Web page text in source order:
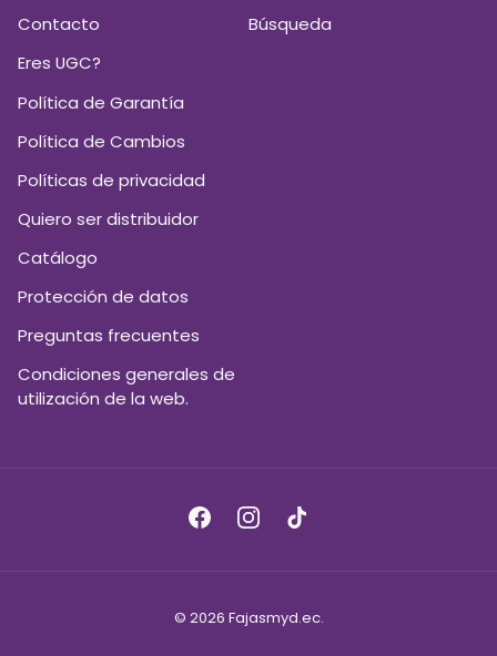
Contacto
Eres UGC?
Política de Garantía
Política de Cambios
Políticas de privacidad
Quiero ser distribuidor
Catálogo
Protección de datos
Preguntas frecuentes
Condiciones generales de
utilización de la web.
Búsqueda
FacebookInstagram
TikTok
© 2026 Fajasmyd.ec.